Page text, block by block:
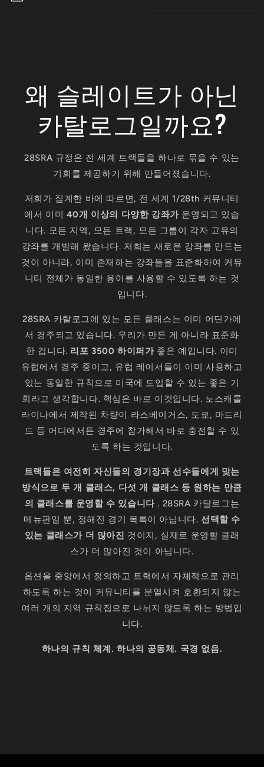
왜 슬레이트가 아닌
카탈로그일까요?
28SRA 규정은 전 세계 트랙들을 하나로 묶을 수 있는
기회를 제공하기 위해 만들어졌습니다.
저희가 집계한 바에 따르면, 전 세계 1/28th 커뮤니티
에서 이미 40개 이상의 다양한 강좌가운영되고 있습
니다. 모든 지역, 모든 트랙, 모든 그룹이 각자 고유의
강좌를 개발해 왔습니다. 저희는 새로운 강좌를 만드는
것이 아니라, 이미 존재하는 강좌들을 표준화하여 커뮤
니티 전체가 동일한 용어를 사용할 수 있도록 하는 것
입니다.
28SRA 카탈로그에 있는 모든 클래스는 이미 어딘가에
서 경주되고 있습니다. 우리가 만든 게 아니라 표준화
한 겁니다. 리포 3500 하이퍼가좋은 예입니다. 이미
유럽에서 경주 중이고, 유럽 레이서들이 이미 사용하고
있는 동일한 규칙으로 미국에 도입할 수 있는 좋은 기
회라고 생각합니다. 핵심은 바로 이것입니다. 노스캐롤
라이나에서 제작된 차량이 라스베이거스, 도쿄, 마드리
드 등 어디에서든 경주에 참가해서 바로 충전할 수 있
도록 하는 것입니다.
트랙들은 여전히 ​​자신들의 경기장과 선수들에게 맞는
방식으로 두 개 클래스, 다섯 개 클래스 등 원하는 만큼
의 클래스를 운영할 수 있습니다. 28SRA 카탈로그는
메뉴판일 뿐, 정해진 경기 목록이 아닙니다. 선택할 수
있는 클래스가 더 많아진 것이지, 실제로 운영할 클래
스가 더 많아진 것이 아닙니다.
옵션을 중앙에서 정의하고 트랙에서 자체적으로 관리
하도록 하는 것이 커뮤니티를 분열시켜 호환되지 않는
여러 개의 지역 규칙집으로 나뉘지 않도록 하는 방법입
니다.
하나의 규칙 체계. 하나의 공동체. 국경 없음.